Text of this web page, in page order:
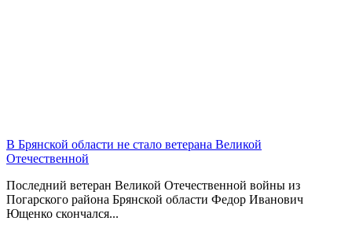
В Брянской области не стало ветерана Великой
Отечественной
Последний ветеран Великой Отечественной войны из
Погарского района Брянской области Федор Иванович
Ющенко скончался...